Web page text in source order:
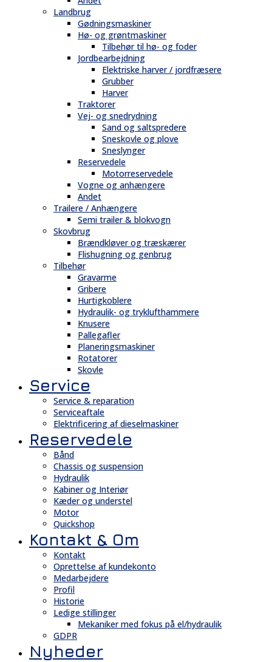
Landbrug
Gødningsmaskiner
Hø- og grøntmaskiner
Tilbehør til hø- og foder
Jordbearbejdning
Elektriske harver / jordfræsere
Grubber
Harver
Traktorer
Vej- og snedrydning
Sand og saltspredere
Sneskovle og plove
Sneslynger
Reservedele
Motorreservedele
Vogne og anhængere
Andet
Trailere / Anhængere
Semi trailer & blokvogn
Skovbrug
Brændkløver og træskærer
Flishugning og genbrug
Tilbehør
Gravarme
Gribere
Hurtigkoblere
Hydraulik- og tryklufthammere
Knusere
Pallegafler
Planeringsmaskiner
Rotatorer
Skovle
Service
Service & reparation
Serviceaftale
Elektrificering af dieselmaskiner
Reservedele
Bånd
Chassis og suspension
Hydraulik
Kabiner og Interiør
Kæder og understel
Motor
Quickshop
Kontakt & Om
Kontakt
Oprettelse af kundekonto
Medarbejdere
Profil
Historie
Ledige stillinger
Mekaniker med fokus på el/hydraulik
GDPR
Nyheder